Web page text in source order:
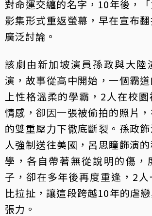
對命運交纏的名字，10年後，
影集形式重返螢幕，早在宣布
廣泛討論。
該劇由新加坡演員孫政與大陸
演，故事從高中開始，一個霸
上性格溫柔的學霸，2人在校
情感，卻因一張被偷拍的照片
的雙重壓力下徹底斷裂。孫政
人強制送往美國，呂思瞳飾演
學，各自帶著無從說明的傷，
子，卻在多年後再度重逢，2
比拉扯，讓這段跨越10年的虐
張力。